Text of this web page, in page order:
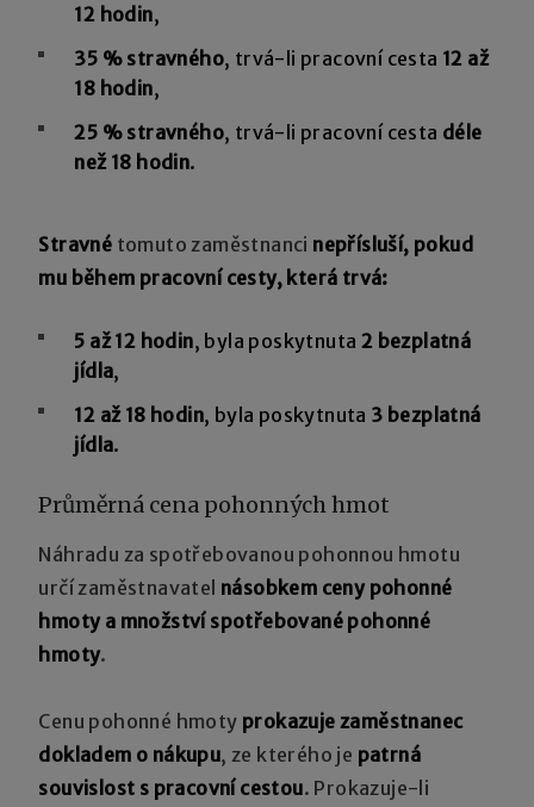
12 hodin,
35 % stravného, trvá-li pracovní cesta 12 až
18 hodin,
25 % stravného, trvá-li pracovní cesta déle
než 18 hodin.
Stravné tomuto zaměstnanci nepřísluší, pokud
mu během pracovní cesty, která trvá:
5 až 12 hodin, byla poskytnuta 2 bezplatná
jídla,
12 až 18 hodin, byla poskytnuta 3 bezplatná
jídla.
Průměrná cena pohonných hmot
Náhradu za spotřebovanou pohonnou hmotu
určí zaměstnavatel násobkem ceny pohonné
hmoty a množství spotřebované pohonné
hmoty.
Cenu pohonné hmoty prokazuje zaměstnanec
dokladem o nákupu, ze kterého je patrná
souvislost s pracovní cestou. Prokazuje-li